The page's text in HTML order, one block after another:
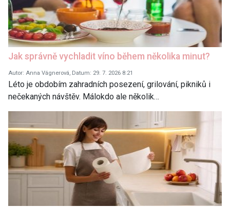
Jak správně vychladit víno během několika minut?
Autor: Anna Vágnerová, Datum: 29. 7. 2026 8:21
Léto je obdobím zahradních posezení, grilování, pikniků i
nečekaných návštěv. Málokdo ale několik…